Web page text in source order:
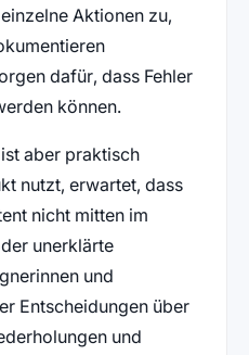
Aktionen zu,
dafür, dass Fehler
können.
aber praktisch
nutzt, erwartet, dass
nicht mitten im
unerklärte
und
Entscheidungen über
und